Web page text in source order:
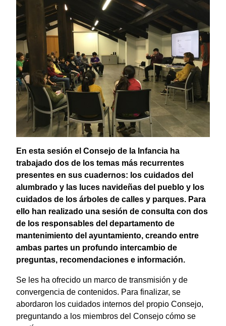
En esta sesión el Consejo de la Infancia ha
trabajado dos de los temas más recurrentes
presentes en sus cuadernos: los cuidados del
alumbrado y las luces navideñas del pueblo y los
cuidados de los árboles de calles y parques. Para
ello han realizado una sesión de consulta con dos
de los responsables del departamento de
mantenimiento del ayuntamiento, creando entre
ambas partes un profundo intercambio de
preguntas, recomendaciones e información.
Se les ha ofrecido un marco de transmisión y de
convergencia de contenidos. Para finalizar, se
abordaron los cuidados internos del propio Consejo,
preguntando a los miembros del Consejo cómo se